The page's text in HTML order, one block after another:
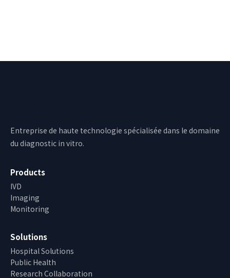
Entreprise de haute technologie spécialisée dans le domaine
du diagnostic in vitro.
Products
IVD
Imaging
Monitoring
Solutions
Hospital Solutions
Public Health
Research Collaboration